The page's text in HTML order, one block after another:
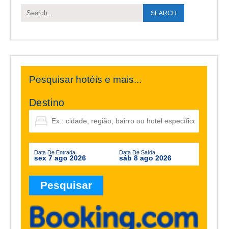
Pesquisar hotéis e mais...
Destino
Data De Entrada
sex 7 ago 2026
Data De Saída
sáb 8 ago 2026